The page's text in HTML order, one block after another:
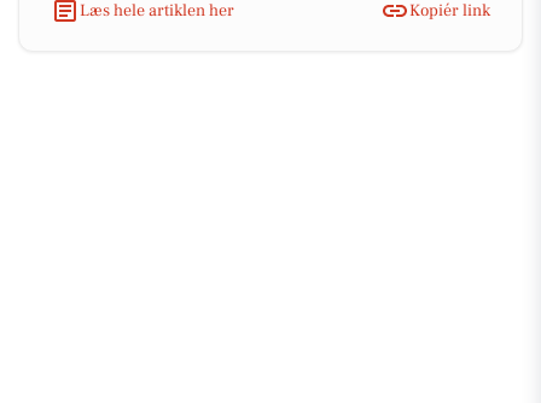
Læs hele artiklen her Kopiér link